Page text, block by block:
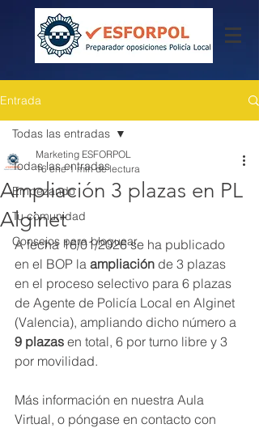
Entrada
Todas las entradas
Empezando
Tu comunidad
Consejos para bloguear
Todas las entradas
Ampliación 3 plazas en PL
Alginet
Marketing ESFORPOL
16 ene 1 min de lectura
A fecha 16/01/2026 se ha publicado
en el BOP la ampliación de 3 plazas
en el proceso selectivo para 6 plazas
de Agente de Policía Local en Alginet
(Valencia), ampliando dicho número a
9 plazas en total, 6 por turno libre y 3
por movilidad.
Más información en nuestra Aula
Virtual, o póngase en contacto con